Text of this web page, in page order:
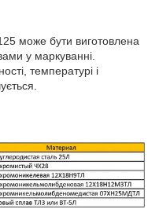
може бути виготовлена
у маркуванні.
температурі і